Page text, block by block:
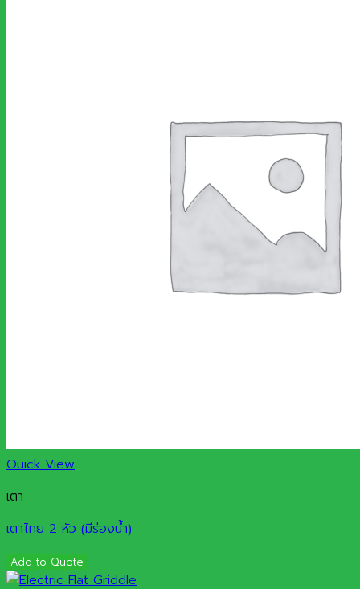
Quick View
เตา
เตาไทย 2 หัว (มีร่องน้ำ)
Add to Quote